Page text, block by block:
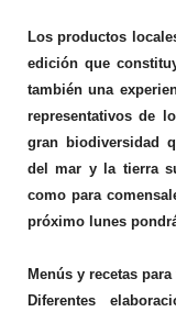
Los productos
edición que
también una
representativos de
gran biodiversidad
del mar y la tierra
como para
próximo lunes
Menús y recetas
Diferentes